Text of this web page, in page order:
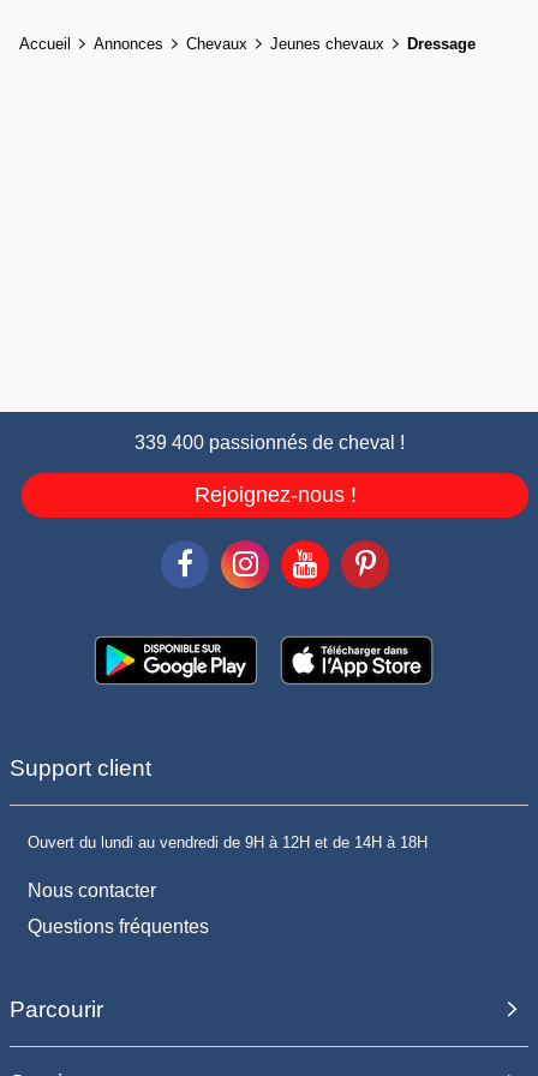
Accueil Annonces Chevaux Jeunes chevaux Dressage
339 400 passionnés de cheval !
Rejoignez-nous !
Support client
Ouvert du lundi au vendredi de 9H à 12H et de 14H à 18H
Nous contacter
Questions fréquentes
Parcourir